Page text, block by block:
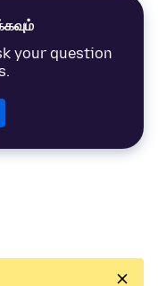
your question